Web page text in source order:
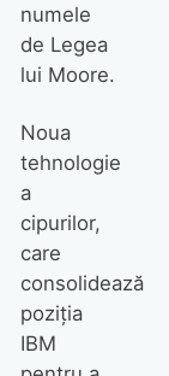
numele
de Legea
lui Moore.
Noua
tehnologie
a
cipurilor,
care
consolidează
poziția
IBM